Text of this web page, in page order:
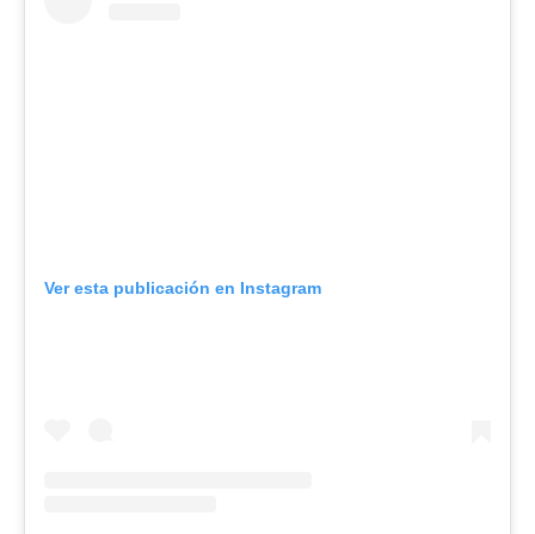
Ver esta publicación en Instagram